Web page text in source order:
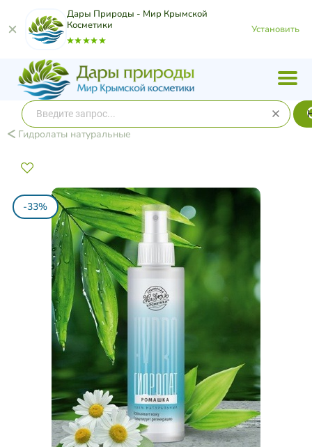
Дары Природы - Мир Крымской
Косметики
Установить
Гидролаты натуральные
-33%